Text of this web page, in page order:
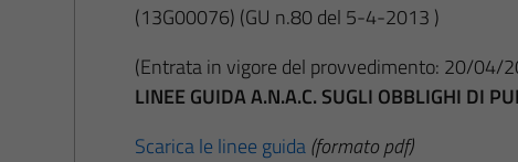
(13G00076) (GU n.80 del 5-4-2013 )
(Entrata in vigore del provvedimento: 20/04/
LINEE GUIDA A.N.A.C. SUGLI OBBLIGHI DI
Scarica le linee guida(formato pdf)